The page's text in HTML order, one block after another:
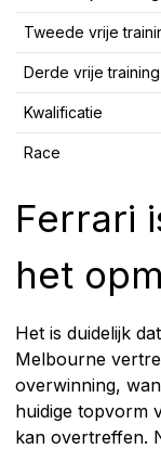
Tweede vrije
Derde vrije training
Kwalificatie
Race
Ferrari
het
Het is duidelijk
Melbourne
overwinning,
huidige topvorm
kan overtreffen.